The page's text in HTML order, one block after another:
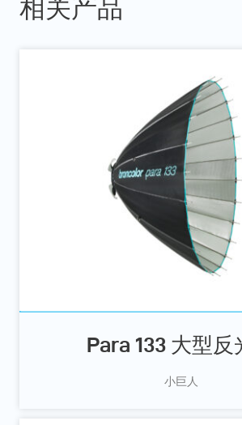
相关产品
Para 133 大型反
小巨人